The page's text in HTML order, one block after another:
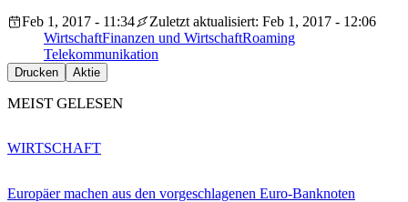
Feb 1, 2017 - 11:34
Zuletzt aktualisiert: Feb 1, 2017 - 12:06
WirtschaftFinanzen und WirtschaftRoaming
Telekommunikation
Drucken Aktie
MEIST GELESEN
Europäer machen aus den vorgeschlagenen Euro-Banknoten
WIRTSCHAFT